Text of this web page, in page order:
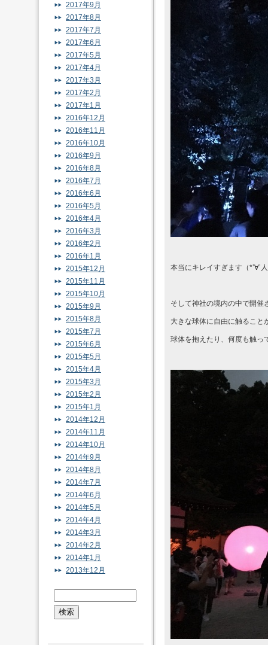
本当にキレイすぎます（*’∀’
そして神社の境内の中で開催
大きな球体に自由に触ること
球体を抱えたり、何度も触
2017年9月
2017年8月
2017年7月
2017年6月
2017年5月
2017年4月
2017年3月
2017年2月
2017年1月
2016年12月
2016年11月
2016年10月
2016年9月
2016年8月
2016年7月
2016年6月
2016年5月
2016年4月
2016年3月
2016年2月
2016年1月
2015年12月
2015年11月
2015年10月
2015年9月
2015年8月
2015年7月
2015年6月
2015年5月
2015年4月
2015年3月
2015年2月
2015年1月
2014年12月
2014年11月
2014年10月
2014年9月
2014年8月
2014年7月
2014年6月
2014年5月
2014年4月
2014年3月
2014年2月
2014年1月
2013年12月